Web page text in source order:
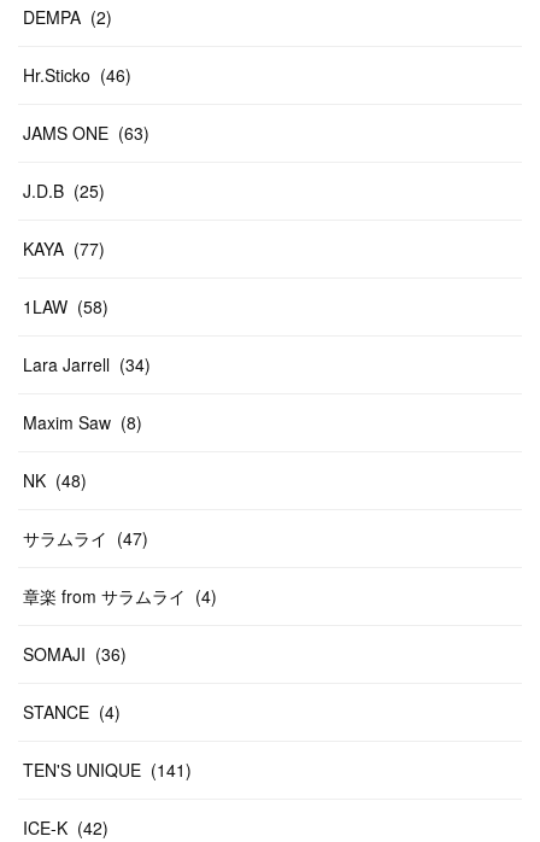
DEMPA (2)
Hr.Sticko (46)
JAMS ONE (63)
J.D.B (25)
KAYA (77)
1LAW (58)
Lara Jarrell (34)
Maxim Saw (8)
NK (48)
サラムライ (47)
章楽 from サラムライ (4)
SOMAJI (36)
STANCE (4)
TEN'S UNIQUE (141)
ICE-K (42)